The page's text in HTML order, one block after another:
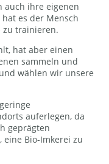
auch ihre eigenen
es der Mensch
zu trainieren.
hat aber einen
sammeln und
wählen wir unsere
auferlegen, da
geprägten
Bio-Imkerei zu